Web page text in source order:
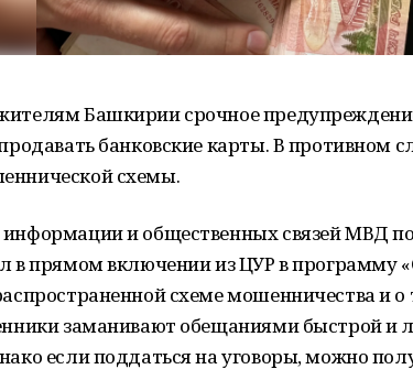
Башкирии срочное
банковские карты. В противном
схемы.
и общественных связей МВД
в прямом включении из ЦУР в программу
схеме мошенничества и
заманивают обещаниями быстрой и
если поддаться на уговоры, можно